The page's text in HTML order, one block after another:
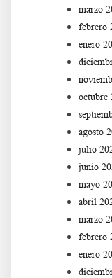
marzo
febrero
enero
octubre
agosto
julio
junio
mayo
abril
marzo
febrero
enero